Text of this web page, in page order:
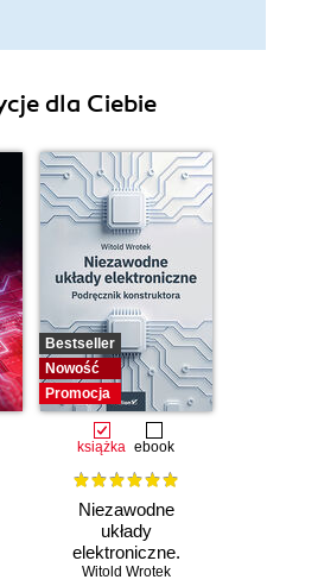
dla Ciebie
Bestseller
Nowość
Promocja
książka ebook
Niezawodne
układy
elektroniczne.
Podręcznik
Witold Wrotek